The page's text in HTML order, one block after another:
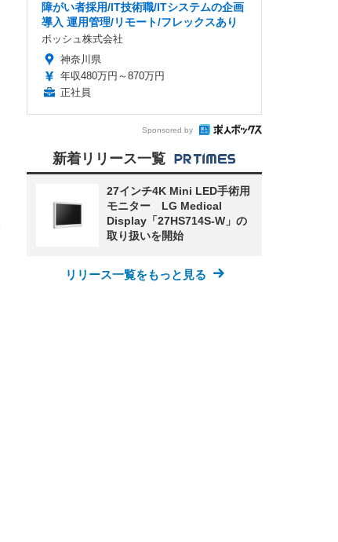
障がい者採用/IT技術職/ITシステムの企画
導入 運用管理/リモート/フレックスあり
ボッシュ株式会社
神奈川県
年収480万円～870万円
正社員
Sponsored by
新着リリース一覧
27インチ4K Mini LED手術用
モニター LG Medical
Display「27HS714S-W」の
取り扱いを開始
リリース一覧をもっと見る